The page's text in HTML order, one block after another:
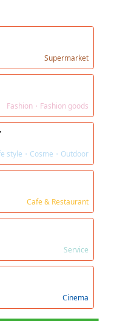
Supermarket
Fashion・Fashion goods
style・Cosme・Outdoor
Cafe & Restaurant
Service
Cinema